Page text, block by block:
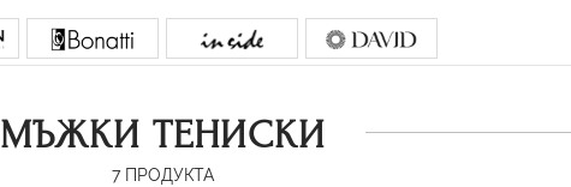
МЪЖКИ ТЕНИСКИ
7ПРОДУКТА